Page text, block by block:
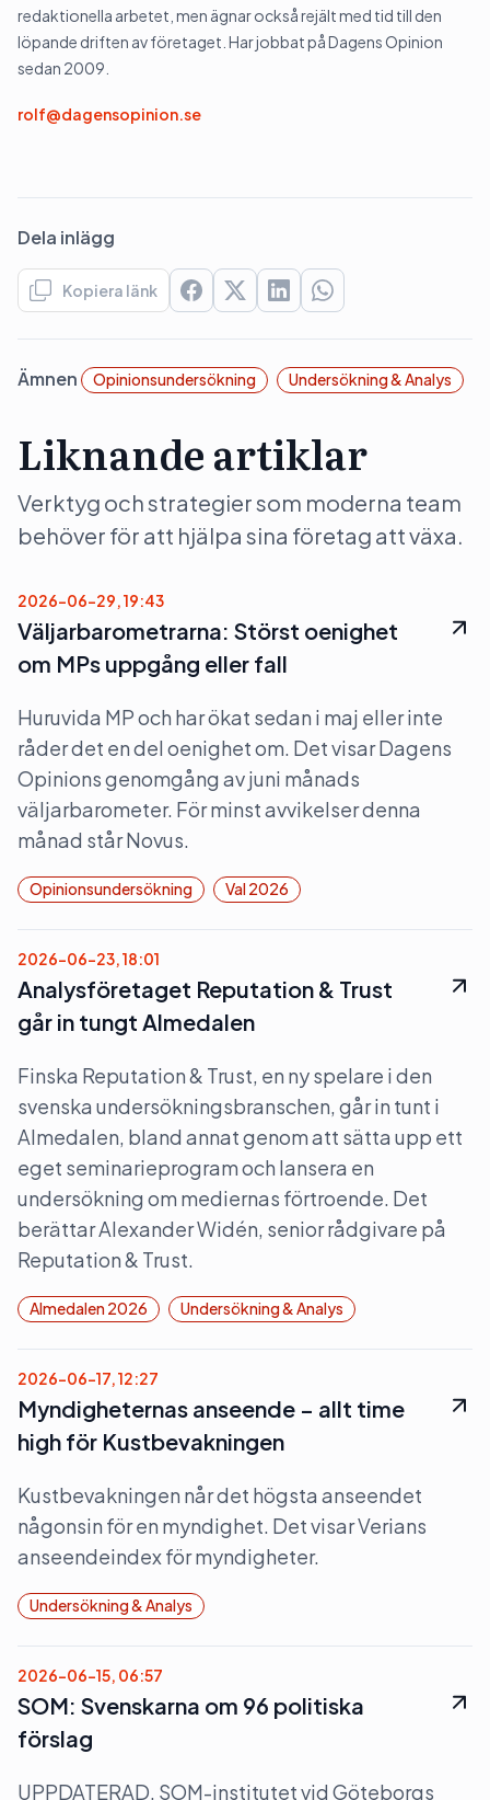
redaktionella arbetet, men ägnar också rejält med tid till den
löpande driften av företaget. Har jobbat på Dagens Opinion
sedan 2009.
rolf@dagensopinion.se
Dela inlägg
Kopiera länk
Ämnen Opinionsundersökning Undersökning & Analys
Liknande artiklar
Verktyg och strategier som moderna team
behöver för att hjälpa sina företag att växa.
2026-06-29, 19:43
Väljarbarometrarna: Störst oenighet
om MPs uppgång eller fall
Huruvida MP och har ökat sedan i maj eller inte
råder det en del oenighet om. Det visar Dagens
Opinions genomgång av juni månads
väljarbarometer. För minst avvikelser denna
månad står Novus.
Opinionsundersökning Val 2026
2026-06-23, 18:01
Analysföretaget Reputation & Trust
går in tungt Almedalen
Finska Reputation & Trust, en ny spelare i den
svenska undersökningsbranschen, går in tunt i
Almedalen, bland annat genom att sätta upp ett
eget seminarieprogram och lansera en
undersökning om mediernas förtroende. Det
berättar Alexander Widén, senior rådgivare på
Reputation & Trust.
Almedalen 2026 Undersökning & Analys
2026-06-17, 12:27
Myndigheternas anseende – allt time
high för Kustbevakningen
Kustbevakningen når det högsta anseendet
någonsin för en myndighet. Det visar Verians
anseendeindex för myndigheter.
Undersökning & Analys
2026-06-15, 06:57
SOM: Svenskarna om 96 politiska
förslag
UPPDATERAD. SOM-institutet vid Göteborgs